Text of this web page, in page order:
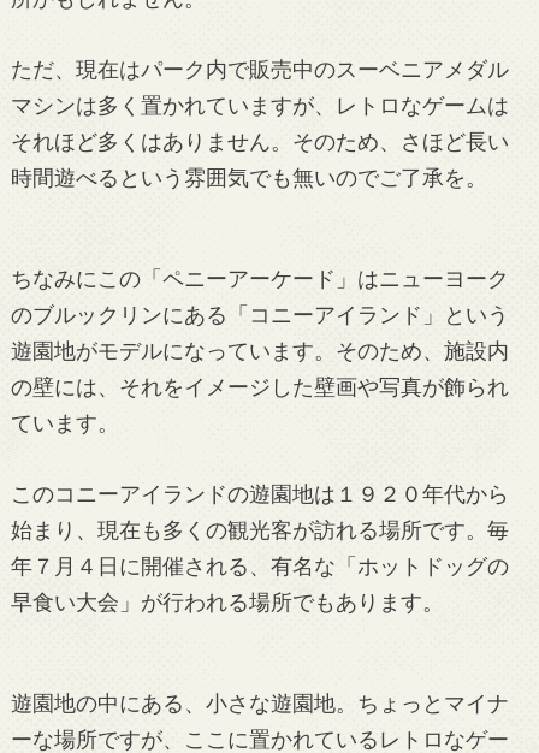
ただ、現在はパーク内で販売中のスーベニアメダル
マシンは多く置かれていますが、レトロなゲームは
それほど多くはありません。そのため、さほど長い
時間遊べるという雰囲気でも無いのでご了承を。
ちなみにこの「ペニーアーケード」はニューヨーク
のブルックリンにある「コニーアイランド」という
遊園地がモデルになっています。そのため、施設内
の壁には、それをイメージした壁画や写真が飾られ
ています。
このコニーアイランドの遊園地は１９２０年代から
始まり、現在も多くの観光客が訪れる場所です。毎
年７月４日に開催される、有名な「ホットドッグの
早食い大会」が行われる場所でもあります。
遊園地の中にある、小さな遊園地。ちょっとマイナ
ーな場所ですが、ここに置かれているレトロなゲー